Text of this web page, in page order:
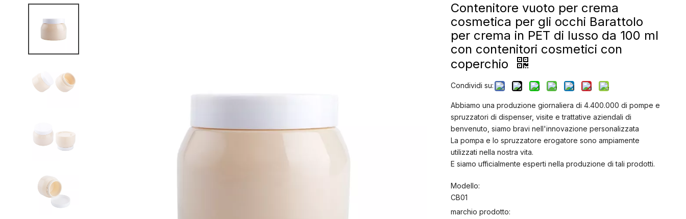
Contenitore vuoto per crema
cosmetica per gli occhi Barattolo
per crema in PET di lusso da 100 ml
con contenitori cosmetici con
coperchio
Condividi su:
Abbiamo una produzione giornaliera di 4.400.000 di pompe e
spruzzatori di dispenser, visite e trattative aziendali di
benvenuto, siamo bravi nell'innovazione personalizzata
La pompa e lo spruzzatore erogatore sono ampiamente
utilizzati nella nostra vita.
E siamo ufficialmente esperti nella produzione di tali prodotti.
Modello:
CB01
marchio prodotto: